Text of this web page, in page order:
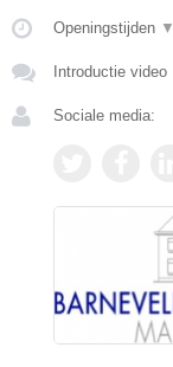
Openingstijden ▼
Introductie video
Sociale media: